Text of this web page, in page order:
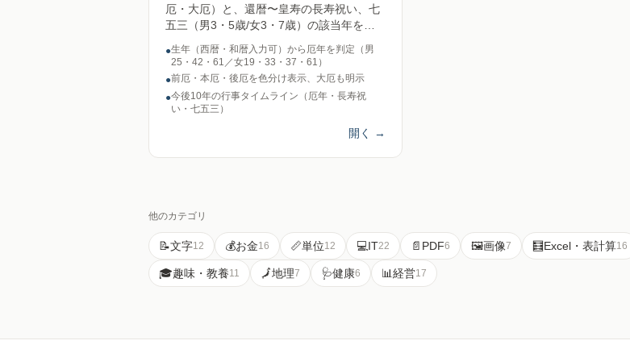
厄・大厄）と、還暦〜皇寿の長寿祝い、七
五三（男3・5歳/女3・7歳）の該当年を計
ージつき。送信ゼロ。
●生年（西暦・和暦入力可）から厄年を判定（男
25・42・61／女19・33・37・61）
●前厄・本厄・後厄を色分け表示、大厄も明示
●今後10年の行事タイムライン（厄年・長寿祝
い・七五三）
開く →
他のカテゴリ
📝文字12 💰お金16 📏単位12 💻IT22 📄 PDF6 🖼️画像7 🧮Excel・表計算16
🎓趣味・教養11 🗾地理7 🩺健康6 📊経営17